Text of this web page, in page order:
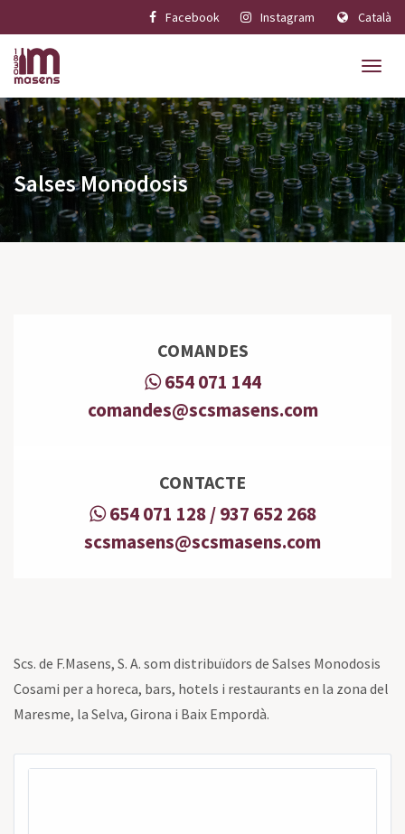
Català
Facebook Instagram
Salses Monodosis
COMANDES
654 071 144
comandes@scsmasens.com
CONTACTE
654 071 128 / 937 652 268
scsmasens@scsmasens.com
Scs. de F.Masens, S. A. som distribuïdors de Salses Monodosis
Cosami per a horeca, bars, hotels i restaurants en la zona del
Maresme, la Selva, Girona i Baix Empordà.